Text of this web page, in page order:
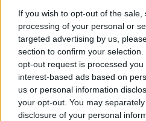
If you wish to opt-out of the
processing of your personal or
targeted advertising by us,
section to confirm your
opt-out request is processed
interest-based ads based on
us or personal information
your opt-out. You may
disclosure of your personal
Szürkehályog műtét
Vízszerű hasmenés
Afta kezelése
Dagadt boka
Napallergia
Fülgyulladás
Összes Kezelés
Életmódváltás
Kutatás